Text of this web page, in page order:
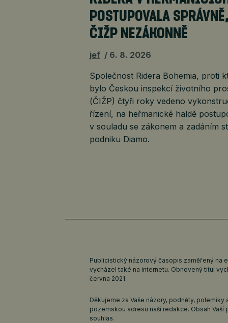
POSTUPOVALA SPRÁVNĚ,
ČIŽP NEZÁKONNĚ
jef 6. 8. 2026
Společnost Ridera Bohemia, proti
bylo Českou inspekcí životního
(ČIŽP) čtyři roky vedeno
řízení, na heřmanické haldě
v souladu se zákonem a zadáním
podniku Diamo.
Publicistický názorový časopis zaměřený na
vycházel také na internetu. Obnovený titul
června 2021.
Děkujeme za Vaše názory, podněty,
pozemskou adresu naší redakce. Obsah
souhlas.